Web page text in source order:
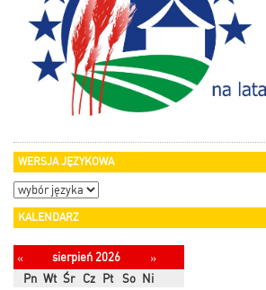
WERSJA JĘZYKOWA
KALENDARZ
« sierpień 2026
»
Pn Wt Śr Cz Pt So Ni